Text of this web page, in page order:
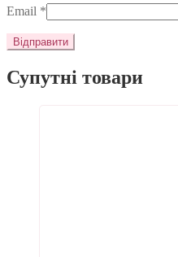
Email *
Супутні товари